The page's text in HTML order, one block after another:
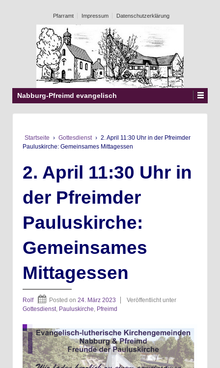
Pfarramt Impressum Datenschutzerklärung
Nabburg-Pfreimd evangelisch
Startseite › Gottesdienst › 2. April 11:30 Uhr in der Pfreimder
Pauluskirche: Gemeinsames Mittagessen
2. April 11:30 Uhr in
der Pfreimder
Pauluskirche:
Gemeinsames
Mittagessen
Rolf Posted on 24. März 2023
Veröffentlicht unter
Gottesdienst Pauluskirche Pfreimd